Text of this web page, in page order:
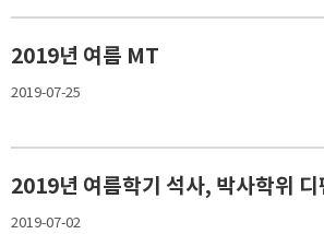
2019년 여름 MT
2019-07-25
2019년 여름학기 석사, 박사학위 디
2019-07-02